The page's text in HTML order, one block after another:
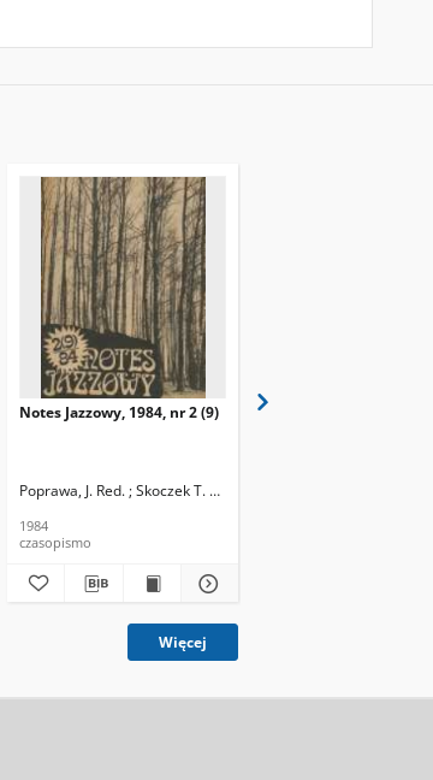
Notes Jazzowy, 1984, nr 2 (9)
Poprawa, J. Red. ; Skoczek T. Red.
1984
czasopismo
Więcej